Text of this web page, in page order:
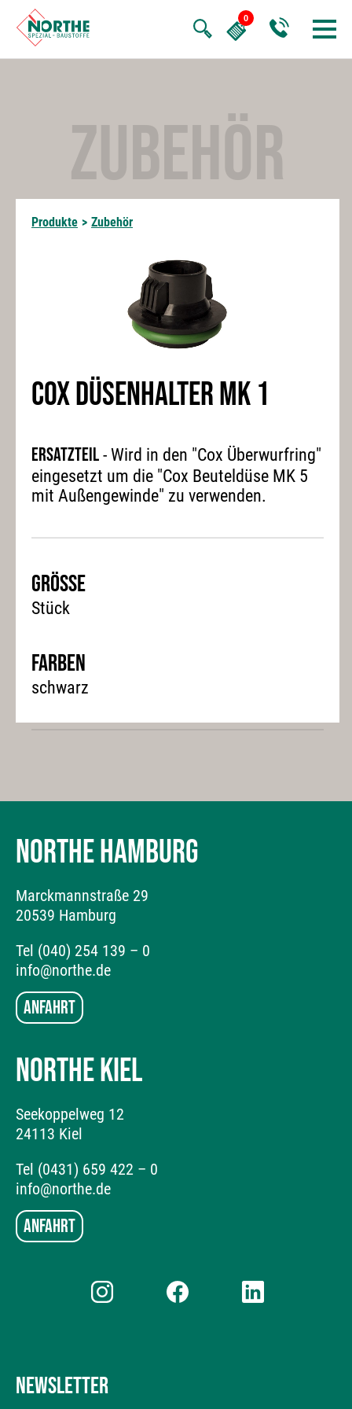
ZUBEHÖR
Produkte > Zubehör
COX DÜSENHALTER MK 1
Ersatzteil - Wird in den "Cox Überwurfring"
eingesetzt um die "Cox Beuteldüse MK 5
mit Außengewinde" zu verwenden.
Grösse
Stück
Farben
schwarz
NORTHE HAMBURG
Marckmannstraße 29
20539 Hamburg
Tel (040) 254 139 – 0
info@northe.de
Anfahrt
NORTHE KIEL
Seekoppelweg 12
24113 Kiel
Tel (0431) 659 422 – 0
info@northe.de
Anfahrt
NEWSLETTER